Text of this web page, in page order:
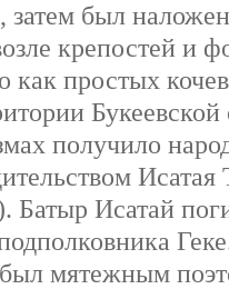
был наложен
крепостей и
как простых
получило
Батыр Исатай
мятежным